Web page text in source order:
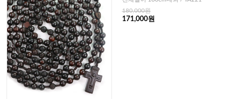
180,000원
171,000원